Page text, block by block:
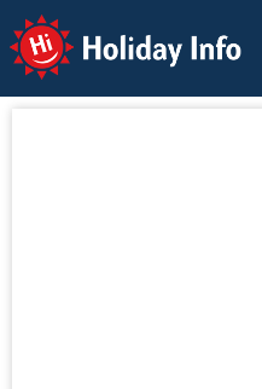
Holiday Info